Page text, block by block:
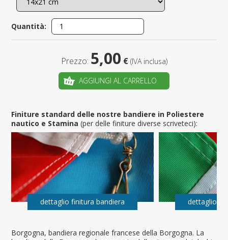
Borgogna, bandiera regionale francese della Borgogna. La
Quantità:
Prezzo: 5,00 € (IVA inclusa)
AGGIUNGI AL CARRELLO
Finiture standard delle nostre bandiere in Poliestere
nautico e Stamina(per delle finiture diverse scriveteci):
dettaglio finitura bandiera dettaglio